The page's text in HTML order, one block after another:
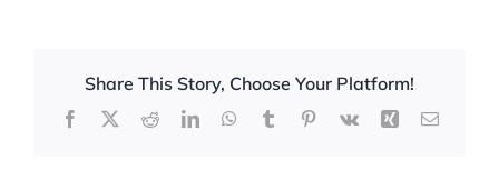
Share This Story, Choose Your Platform!
Facebook
X RedditLinkedInWhatsApp
TumblrPinterest
Vk Xing Correo